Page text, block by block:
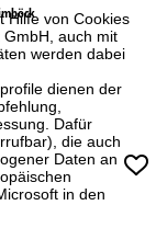
Hilfe von Cookies
auch mit
werden dabei
dienen der
Dafür
die auch
Daten an
in den